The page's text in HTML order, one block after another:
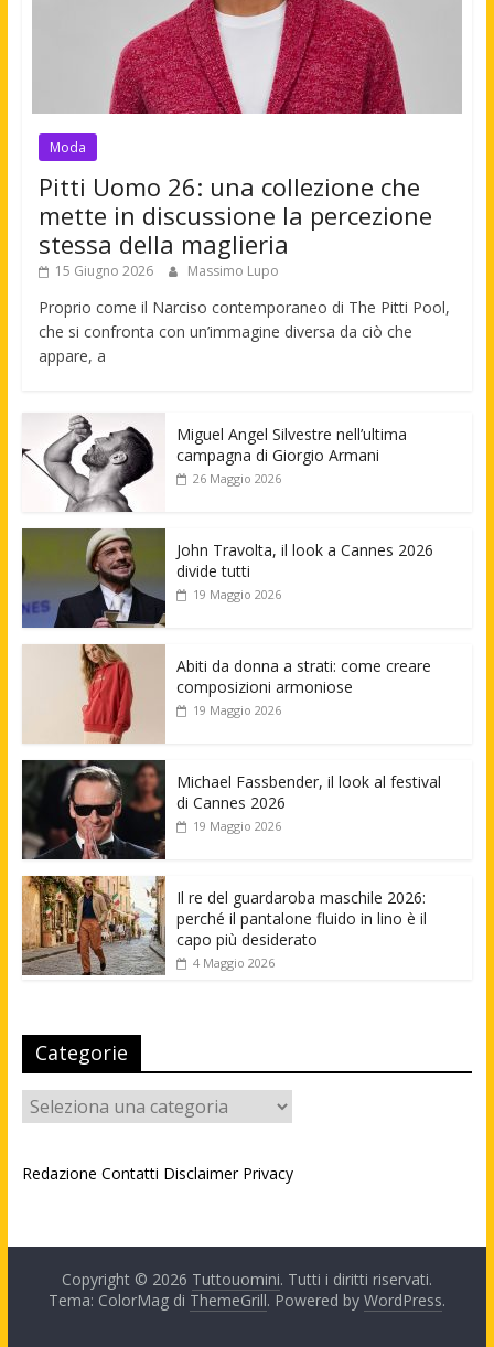
Moda
Pitti Uomo 26: una collezione che
mette in discussione la percezione
stessa della maglieria
15 Giugno 2026 Massimo Lupo
Proprio come il Narciso contemporaneo di The Pitti Pool,
che si confronta con un’immagine diversa da ciò che
appare, a
Miguel Angel Silvestre nell’ultima
campagna di Giorgio Armani
26 Maggio 2026
John Travolta, il look a Cannes 2026
divide tutti
19 Maggio 2026
Abiti da donna a strati: come creare
composizioni armoniose
19 Maggio 2026
Michael Fassbender, il look al festival
di Cannes 2026
19 Maggio 2026
Il re del guardaroba maschile 2026:
perché il pantalone fluido in lino è il
capo più desiderato
4 Maggio 2026
Categorie
Categorie
Redazione Contatti Disclaimer Privacy
Copyright © 2026 Tuttouomini. Tutti i diritti riservati.
Tema: ColorMag di ThemeGrill. Powered by WordPress.